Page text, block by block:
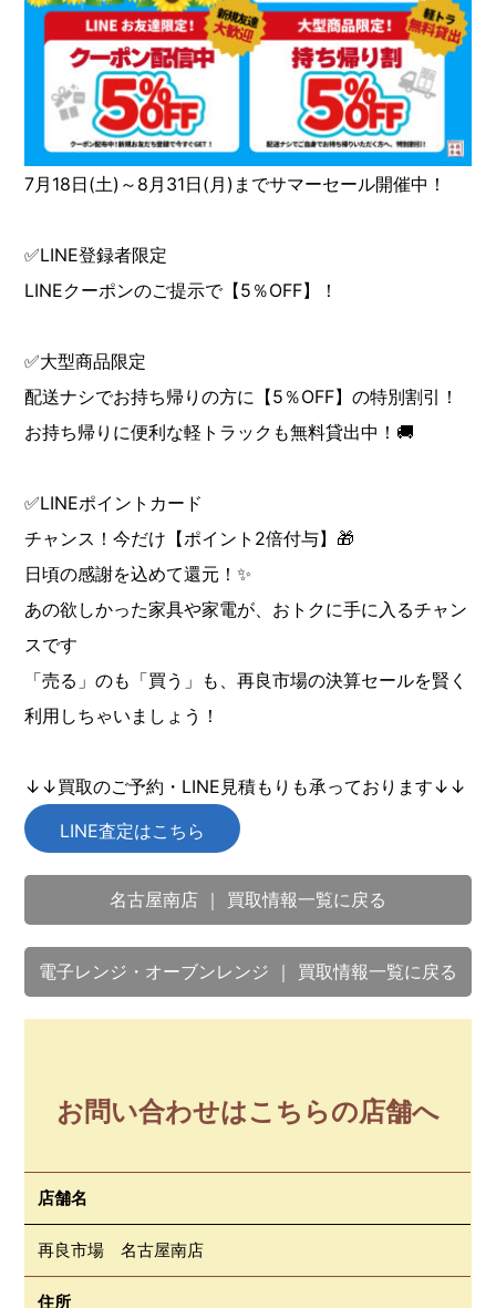
7月18日(土)～8月31日(月)までサマーセール開催中！
✅LINE登録者限定
LINEクーポンのご提示で【5％OFF】！
✅大型商品限定
配送ナシでお持ち帰りの方に【5％OFF】の特別割引！
お持ち帰りに便利な軽トラックも無料貸出中！🚚
✅LINEポイントカード
チャンス！今だけ【ポイント2倍付与】🎁
日頃の感謝を込めて還元！✨
あの欲しかった家具や家電が、おトクに手に入るチャン
スです
「売る」のも「買う」も、再良市場の決算セールを賢く
利用しちゃいましょう！
↓↓買取のご予約・LINE見積もりも承っております↓↓
LINE査定はこちら
名古屋南店 ｜ 買取情報一覧に戻る
電子レンジ・オーブンレンジ ｜ 買取情報一覧に戻る
お問い合わせはこちらの店舗へ
店舗名
再良市場 名古屋南店
住所